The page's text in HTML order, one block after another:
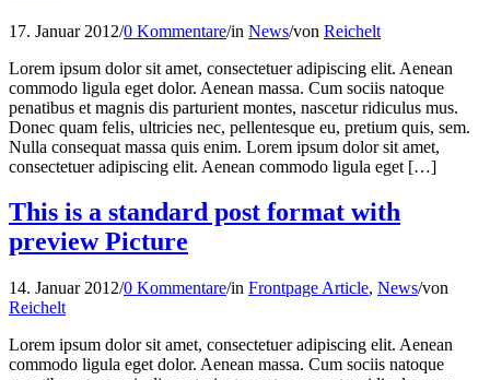
17. Januar 2012/0 Kommentare/in News/von Reichelt
Lorem ipsum dolor sit amet, consectetuer adipiscing elit. Aenean
commodo ligula eget dolor. Aenean massa. Cum sociis natoque
penatibus et magnis dis parturient montes, nascetur ridiculus mus.
Donec quam felis, ultricies nec, pellentesque eu, pretium quis, sem.
Nulla consequat massa quis enim. Lorem ipsum dolor sit amet,
consectetuer adipiscing elit. Aenean commodo ligula eget […]
This is a standard post format with
preview Picture
14. Januar 2012/0 Kommentare/in Frontpage Article, News/von
Reichelt
Lorem ipsum dolor sit amet, consectetuer adipiscing elit. Aenean
commodo ligula eget dolor. Aenean massa. Cum sociis natoque